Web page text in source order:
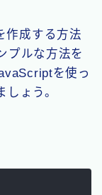
作成する方法
プルな方法を
を使っ
ょう。